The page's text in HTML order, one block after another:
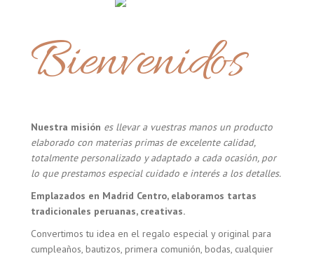
Bienvenidos
Nuestra misión es llevar a vuestras manos un producto
elaborado con materias primas de excelente calidad,
totalmente personalizado y adaptado a cada ocasión, por
lo que prestamos especial cuidado e interés a los detalles.
Emplazados en Madrid Centro, elaboramos tartas
tradicionales peruanas, creativas.
Convertimos tu idea en el regalo especial y original para
cumpleaños, bautizos, primera comunión, bodas, cualquier